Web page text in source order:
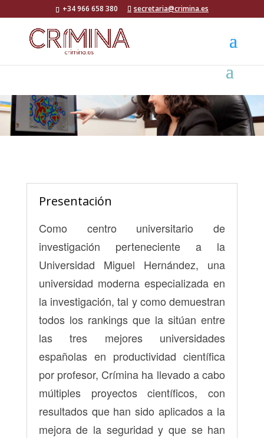
+34 966 658 380 secretaria@crimina.es
Presentación
Como centro universitario de
investigación perteneciente a la
Universidad Miguel Hernández, una
universidad moderna especializada en
la investigación, tal y como demuestran
todos los rankings que la sitúan entre
las tres mejores universidades
españolas en productividad científica
por profesor, Crímina ha llevado a cabo
múltiples proyectos científicos, con
resultados que han sido aplicados a la
mejora de la seguridad y que se han